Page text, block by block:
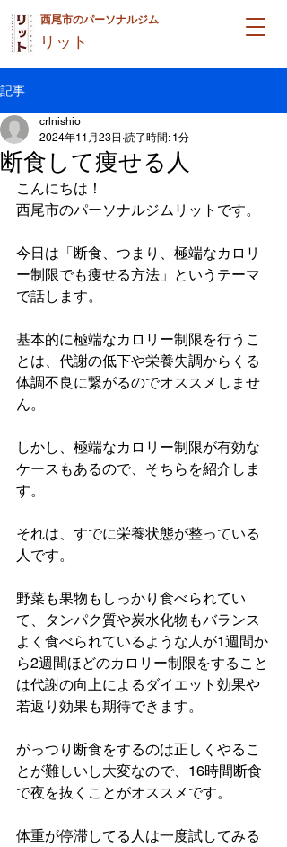
西尾市のパーソナルジム
リット
記事
断食して痩せる人
crlnishio
2024年11月23日 読了時間: 1分
こんにちは！
西尾市のパーソナルジムリットです。
今日は「断食、つまり、極端なカロリ
ー制限でも痩せる方法」というテーマ
で話します。
基本的に極端なカロリー制限を行うこ
とは、代謝の低下や栄養失調からくる
体調不良に繋がるのでオススメしませ
ん。
しかし、極端なカロリー制限が有効な
ケースもあるので、そちらを紹介しま
す。
それは、すでに栄養状態が整っている
人です。
野菜も果物もしっかり食べられてい
て、タンパク質や炭水化物もバランス
よく食べられているような人が1週間か
ら2週間ほどのカロリー制限をすること
は代謝の向上によるダイエット効果や
若返り効果も期待できます。
がっつり断食をするのは正しくやるこ
とが難しいし大変なので、16時間断食
で夜を抜くことがオススメです。
体重が停滞してる人は一度試してみる